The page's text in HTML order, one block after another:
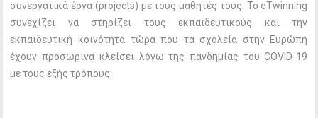
συνεργατικά έργα (projects) με τους μαθητές τους. Το eTwinning
συνεχίζει να στηρίζει τους εκπαιδευτικούς και την
εκπαιδευτική κοινότητα τώρα που τα σχολεία στην Ευρώπη
έχουν προσωρινά κλείσει λόγω της πανδημίας του COVID-19
με τους εξής τρόπους: